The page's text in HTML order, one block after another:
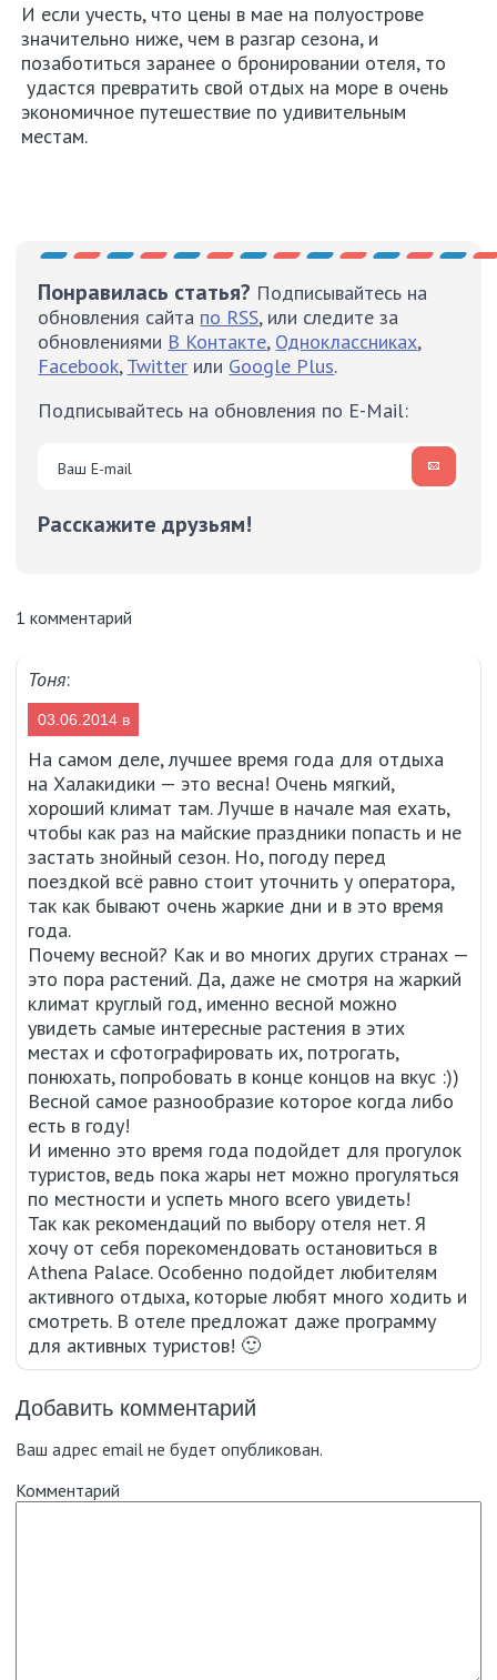
И если учесть, что цены в мае на полуострове
значительно ниже, чем в разгар сезона, и
позаботиться заранее о бронировании отеля, то
удастся превратить свой отдых на море в очень
экономичное путешествие по удивительным
местам.
Понравилась статья? Подписывайтесь на
обновления сайта по RSS, или следите за
обновлениями В Контакте, Одноклассниках,
Facebook,Twitter или Google Plus.
Подписывайтесь на обновления по E-Mail:
Расскажите друзьям!
1 комментарий
Тоня:
03.06.2014 в
17:04
На самом деле, лучшее время года для отдыха
на Халакидики — это весна! Очень мягкий,
хороший климат там. Лучше в начале мая ехать,
чтобы как раз на майские праздники попасть и не
застать знойный сезон. Но, погоду перед
поездкой всё равно стоит уточнить у оператора,
так как бывают очень жаркие дни и в это время
года.
Почему весной? Как и во многих других странах —
это пора растений. Да, даже не смотря на жаркий
климат круглый год, именно весной можно
увидеть самые интересные растения в этих
местах и сфотографировать их, потрогать,
понюхать, попробовать в конце концов на вкус :))
Весной самое разнообразие которое когда либо
есть в году!
И именно это время года подойдет для прогулок
туристов, ведь пока жары нет можно прогуляться
по местности и успеть много всего увидеть!
Так как рекомендаций по выбору отеля нет. Я
хочу от себя порекомендовать остановиться в
Athena Palace. Особенно подойдет любителям
активного отдыха, которые любят много ходить и
смотреть. В отеле предложат даже программу
для активных туристов! 🙂
Добавить комментарий
Ваш адрес email не будет опубликован.
Комментарий